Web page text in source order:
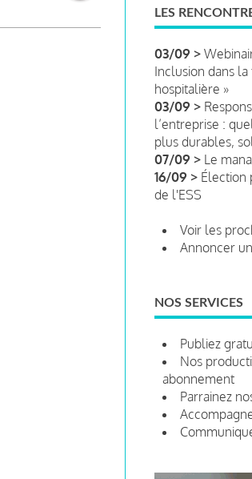
LES
03/09 >
Inclusion dans
hospitalière »
03/09 >
l’entreprise :
plus durables,
07/09 > Le
16/09 > Élection
de l'ESS
Voir les
Annoncer
NOS SERVICES
Publiez
Nos
abonnement
Parrainez